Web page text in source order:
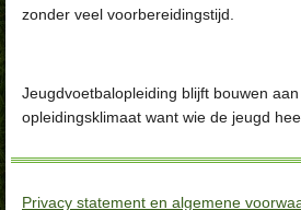
zonder veel voorbereidingstijd.
Jeugdvoetbalopleiding blijft bouwen
opleidingsklimaat want wie de jeugd
Privacy statement en algemene